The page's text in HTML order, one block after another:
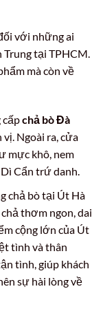
với những ai
Trung tại TPHCM.
mà còn về
cấpchả bò Đà
Ngoài ra, cửa
mực khô, nem
Cẩn trứ danh.
chả bò tại Út Hà
thơm ngon, dai
cộng lớn của Út
tình và thân
tình, giúp khách
sự hài lòng về